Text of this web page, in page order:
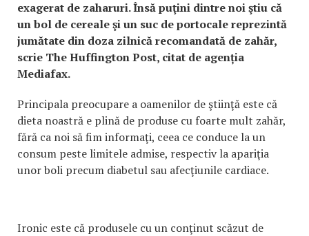
exagerat de zaharuri. Însă puţini dintre noi ştiu că
un bol de cereale şi un suc de portocale reprezintă
jumătate din doza zilnică recomandată de zahăr,
scrie The Huffington Post, citat de agenția
Mediafax.
Principala preocupare a oamenilor de ştiinţă este că
dieta noastră e plină de produse cu foarte mult zahăr,
fără ca noi să fim informaţi, ceea ce conduce la un
consum peste limitele admise, respectiv la apariţia
unor boli precum diabetul sau afecţiunile cardiace.
Ironic este că produsele cu un conţinut scăzut de